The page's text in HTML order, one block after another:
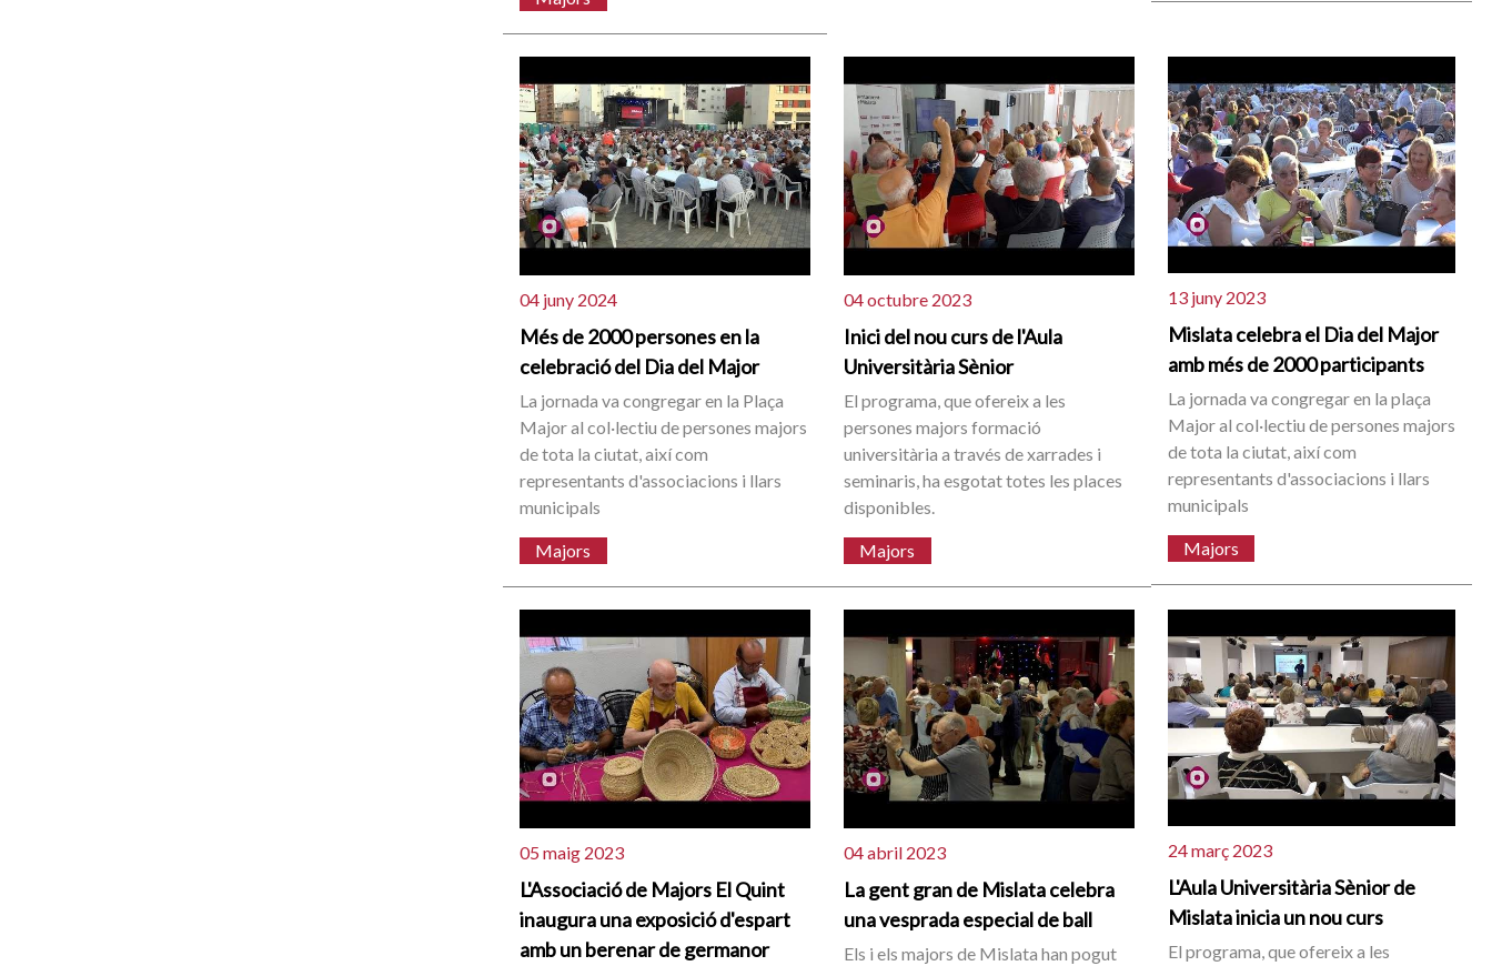
04 juny 2024
Més de 2000 persones en la
celebració del Dia del Major
La jornada va congregar en la Plaça
Major al col·lectiu de persones majors
de tota la ciutat, així com
representants d'associacions i llars
municipals
Majors
04 octubre 2023
Inici del nou curs de l'Aula
Universitària Sènior
El programa, que ofereix a les
persones majors formació
universitària a través de xarrades i
seminaris, ha esgotat totes les places
disponibles.
Majors
13 juny 2023
Mislata celebra el Dia del Major
amb més de 2000 participants
La jornada va congregar en la plaça
Major al col·lectiu de persones majors
de tota la ciutat, així com
representants d'associacions i llars
municipals
Majors
05 maig 2023
L'Associació de Majors El Quint
inaugura una exposició d'espart
amb un berenar de germanor
04 abril 2023
La gent gran de Mislata celebra
una vesprada especial de ball
Els i els majors de Mislata han pogut
24 març 2023
L'Aula Universitària Sènior de
Mislata inicia un nou curs
El programa, que ofereix a les